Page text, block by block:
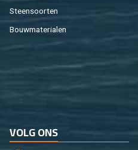
Steen­soor­ten
Bouw­ma­te­ri­a­len
VOLG ONS